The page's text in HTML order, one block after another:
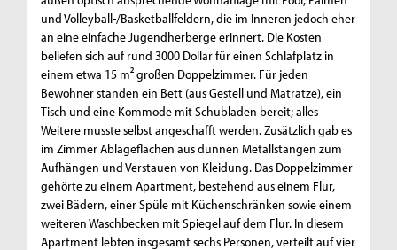
und Volleyball-/Basketballfeldern, die im Inneren jedoch eher
an eine einfache Jugendherberge erinnert. Die Kosten
beliefen sich auf rund 3000 Dollar für einen Schlafplatz in
einem etwa 15 m² großen Doppelzimmer. Für jeden
Bewohner standen ein Bett (aus Gestell und Matratze), ein
Tisch und eine Kommode mit Schubladen bereit; alles
Weitere musste selbst angeschafft werden. Zusätzlich gab es
im Zimmer Ablageflächen aus dünnen Metallstangen zum
Aufhängen und Verstauen von Kleidung. Das Doppelzimmer
gehörte zu einem Apartment, bestehend aus einem Flur,
zwei Bädern, einer Spüle mit Küchenschränken sowie einem
weiteren Waschbecken mit Spiegel auf dem Flur. In diesem
Apartment lebten insgesamt sechs Personen, verteilt auf vier